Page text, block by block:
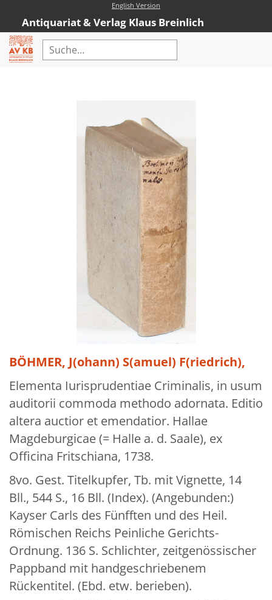
English Version
Antiquariat & Verlag Klaus Breinlich
AVKB-Edition
AVKB-Edition Downloads
Buchempfehlungen
Neubuchsortiment
Meine Tätigkeitsfelder
Buchbinderei und Restauration
Glossar und Bibliographien
Warenkorb
Kontakt
Newsletter
BÖHMER, J(ohann) S(amuel) F(riedrich),
Elementa Iurisprudentiae Criminalis, in usum
auditorii commoda methodo adornata. Editio
altera auctior et emendatior. Hallae
Magdeburgicae (= Halle a. d. Saale), ex
Officina Fritschiana, 1738.
8vo. Gest. Titelkupfer, Tb. mit Vignette, 14
Bll., 544 S., 16 Bll. (Index). (Angebunden:)
Kayser Carls des Fünfften und des Heil.
Römischen Reichs Peinliche Gerichts-
Ordnung. 136 S. Schlichter, zeitgenössischer
Pappband mit handgeschriebenem
Rückentitel. (Ebd. etw. berieben).